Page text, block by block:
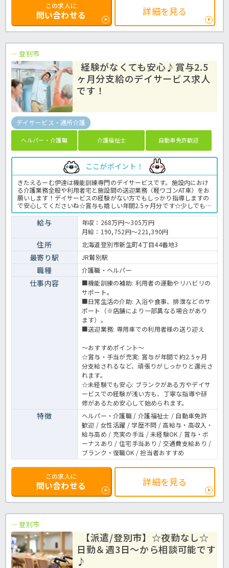
この求人に
問い合わせる 詳細を見る
登別市
経験がなくても安心♪賞与2.5
ヶ月分支給のデイサービス求人
です！
デイサービス・通所介護
ヘルパー・介護職 介護福祉士 自動車免許歓迎
ここがポイント！
きたえるーむ伊達は機能訓練専門のデイサービスです。施設内におけ
る介護業務全般や利用者宅と施設間の送迎業務（軽ワゴンAT車）をお
願いします！デイサービスの経験がない方でもしっかり指導しますの
で安心してくださいね☆賞与も嬉しい年間2.5ヶ月分です☆少しでも
気になったらお気軽にほっ介護までお問合せくださいね♪デイサービ
スでの介護業務全般です。 ＜介護職 正職員 デイサービスの求人＞
給与
年収：268万円～305万円
月給：190,752円～221,390円
住所 北海道登別市新生町4丁目44番地3
最寄り駅 JR鷲別駅
職種 介護職・ヘルパー
仕事内容
■機能訓練の補助: 利用者の運動やリハビリの
サポート。
■日常生活の介助: 入浴や食事、排泄などのサ
ポート（※店舗により一部異なる場合があり
ます）。
■送迎業務: 専用車での利用者様の送り迎え
～おすすめポイント～
☆賞与・手当が充実: 賞与が年間で約2.5ヶ月
分支給されるなど、頑張りがしっかりと還元さ
れます。
☆未経験でも安心: ブランクがある方やデイサ
ービスでの経験が浅い方も、丁寧な指導や研
修があるため安心して始められます。
特徴
ヘルパー・介護職 / 介護福祉士 / 自動車免許
歓迎 / 女性活躍 / 学歴不問 / 高給与・高収入・
給与高め / 充実の手当 / 未経験OK / 賞与・ボ
ーナスあり / 住宅手当あり / 交通費支給あり /
ブランク・復職OK / 担当者おすすめ
この求人に
問い合わせる 詳細を見る
登別市
【派遣/登別市】☆夜勤なし☆
日勤＆週3日～から相談可能です
♪